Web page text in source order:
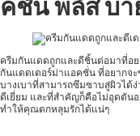
คชั่น พลัส บ
ครีมกันแดดถูกและดีชิ้นต่อมาที่อย
กันแดดเดอร์ม่าแอคชั่น ที่อยากจ
บางเบาที่สามารถซึมซาบสู่ผิวได้
ดีเยี่ยม และที่สำคัญก็คือไม่อุดตัน
ทำให้คุณตกหลุมรักได้แน่ๆ